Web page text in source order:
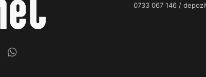
0733 067 146 /